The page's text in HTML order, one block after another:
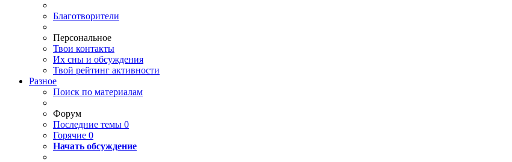
Благотворители
Персональное
Твои контакты
Их сны и обсуждения
Твой рейтинг активности
Разное
Поиск по материалам
Форум
Последние темы 0
Горячие 0
Начать обсуждение